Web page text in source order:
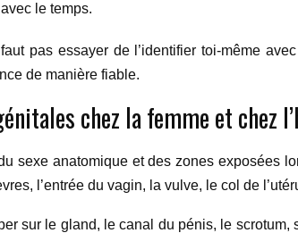
le temps.
pas essayer de l’identifier toi-même
de manière fiable.
chez la femme et chez
sexe anatomique et des zones exposées
l’entrée du vagin, la vulve, le col de
sur le gland, le canal du pénis, le